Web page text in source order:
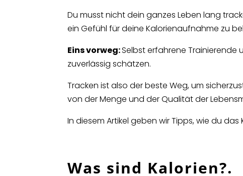
Du musst nicht dein ganzes Leben lang
ein Gefühl für deine Kalorienaufnahme zu
Eins vorweg:Selbst erfahrene
zuverlässig schätzen.
Tracken ist also der beste Weg, um
von der Menge und der Qualität der
In diesem Artikel geben wir Tipps, wie du
Was sind Kalorien?.